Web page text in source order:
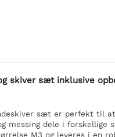
skiver sæt inklusive
sæt er perfekt til
messing dele i forskellige
M3 og leveres i en